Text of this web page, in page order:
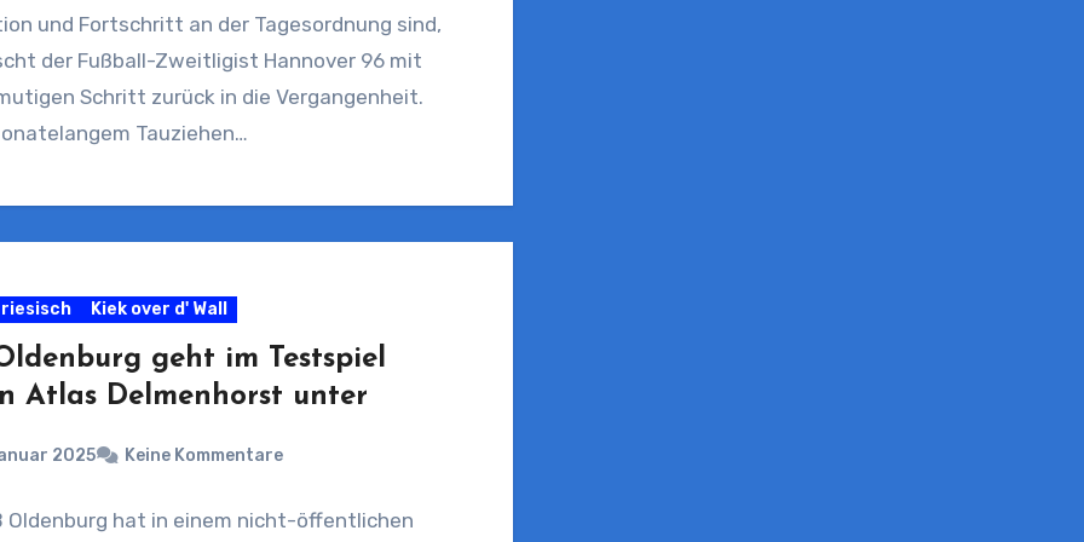
und Fortschritt an der Tagesordnung sind,
der Fußball-Zweitligist Hannover 96 mit
Schritt zurück in die Vergangenheit.
Tauziehen…
Kiek over d' Wall
geht im Testspiel
Atlas Delmenhorst unter
2025 Keine Kommentare
Oldenburg hat in einem nicht-öffentlichen